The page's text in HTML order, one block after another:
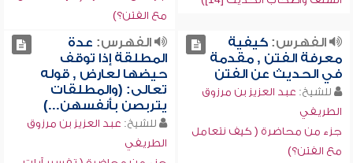
مع الفتن؟)
الفهرس:كيفية
معرفة الفتن , مقدمة
في الحديث عن الفتن
للشيخ: عبد العزيز بن مرزوق
الطريفي
جزء من محاضرة ( كيف نتعامل
مع الفتن؟)
الفهرس: عدة
المطلقة إذا توقف
حيضها لعارض , قوله
تعالى: (والمطلقات
يتربصن بأنفسهن...)
للشيخ: عبد العزيز بن مرزوق
الطريفي